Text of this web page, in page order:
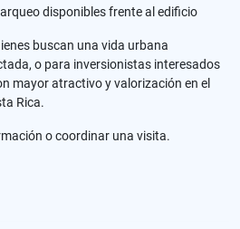
disponibles frente al edificio
buscan una vida urbana
o para inversionistas interesados
mayor atractivo y valorización en el
Rica.
o coordinar una visita.